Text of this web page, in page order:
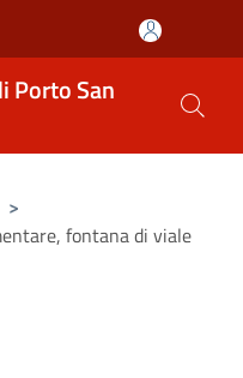
Porto San
>
fontana di viale